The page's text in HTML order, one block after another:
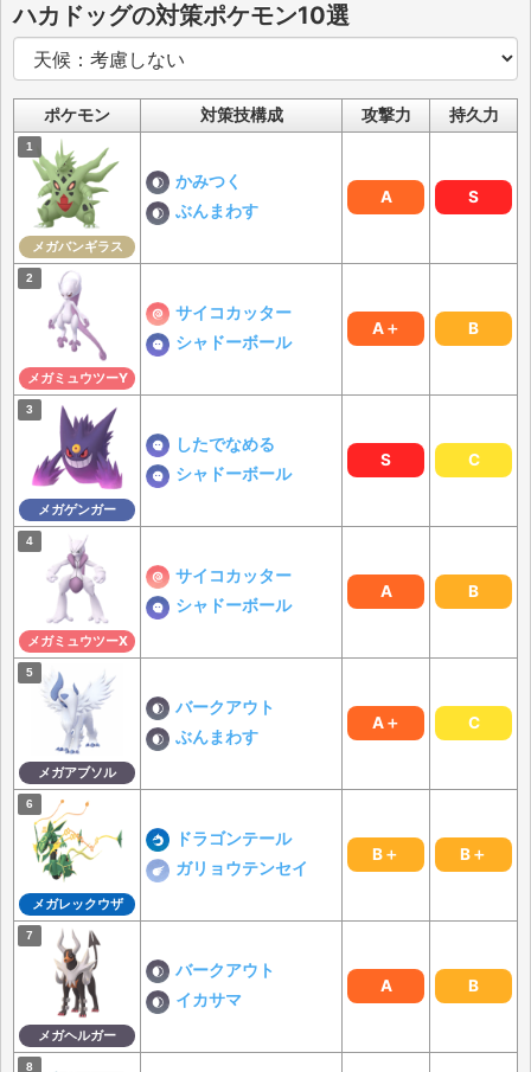
ハカドッグの対策ポケモン10選
ポケモン 対策技構成 攻撃力 持久力
メガバンギラス
かみつく
ぶんまわす
A S
メガミュウツーY
サイコカッター
シャドーボール
A＋ B
メガゲンガー
したでなめる
シャドーボール
S C
メガミュウツーX
サイコカッター
シャドーボール
A B
メガアブソル
バークアウト
ぶんまわす
A＋ C
メガレックウザ
ドラゴンテール
ガリョウテンセイ
B＋ B＋
メガヘルガー
バークアウト
イカサマ
A B